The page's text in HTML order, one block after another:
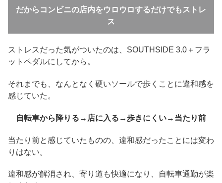
だからコンビニの店内をウロウロするだけでもストレ
ス
ストレスだった気がついたのは、SOUTHSIDE 3.0＋フラ
ットペダルにしてから。
それまでも、なんとなく硬いソールで歩くことに違和感を
感じていた。
自転車から降りる→店に入る→歩きにくい→当たり前
当たり前と感じていたものの、違和感だったことには変わ
りはない。
違和感が解消され、寄り道も快適になり、自転車通勤が楽